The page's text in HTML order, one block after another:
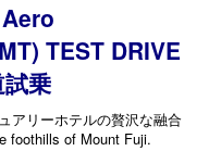
Aero
TEST DRIVE
乗
アリーホテルの贅沢な融合
foothills of Mount Fuji.